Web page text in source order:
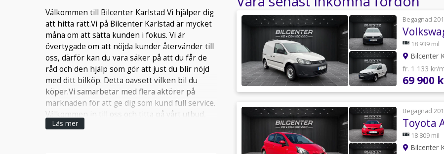
Välkommen till Bilcenter Karlstad Vi hjälper dig
att hitta rätt.Vi på Bilcenter Karlstad är mycket
måna om att sätta kunden i fokus. Vi är
övertygade om att nöjda kunder återvänder till
oss, därför kan du vara säker på att du får de
råd och den hjälp som gör att just du blir nöjd
med ditt bilköp. Detta oavsett vilken bil du
köper.Vi samarbetar med flera aktörer på
marknaden för att ge dig som kund full service.
Välkommen in till oss och titta på vårt utbud,
alla är hjärtligt välkomna till oss på Bilcenter
Läs mer
Begagnad
18 939 mil
Bilcenter
fr. 1 133 kr/
69 900
Begagnad
Toyota
18 809 mil
Bilcenter